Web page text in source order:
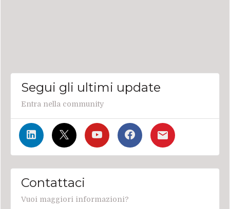
Segui gli ultimi update
Entra nella community
Contattaci
Vuoi maggiori informazioni?